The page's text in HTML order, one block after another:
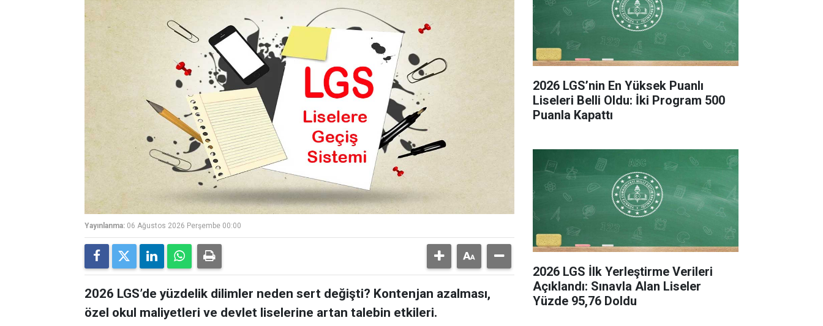
Yayınlanma: 06 Ağustos 2026 Perşembe 00:00
2026 LGS’de yüzdelik dilimler neden sert değişti? Kontenjan azalması,
özel okul maliyetleri ve devlet liselerine artan talebin etkileri.
2026 LGS’nin En Yüksek Puanlı
Liseleri Belli Oldu: İki Program 500
Puanla Kapattı
2026 LGS İlk Yerleştirme Verileri
Açıklandı: Sınavla Alan Liseler
Yüzde 95,76 Doldu